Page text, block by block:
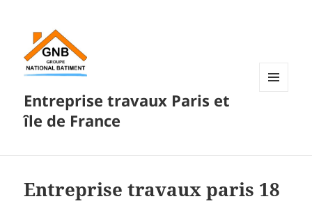
Entreprise travaux Paris et
île de France
Entreprise travaux paris 18